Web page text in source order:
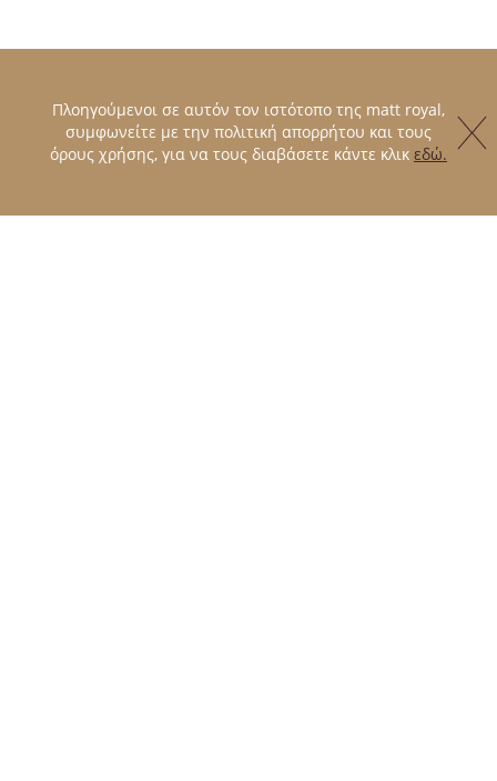
Πλοηγούμενοι σε αυτόν τον ιστότοπο της matt royal,
συμφωνείτε με την πολιτική απορρήτου και τους
όρους χρήσης, για να τους διαβάσετε κάντε κλικ εδώ.